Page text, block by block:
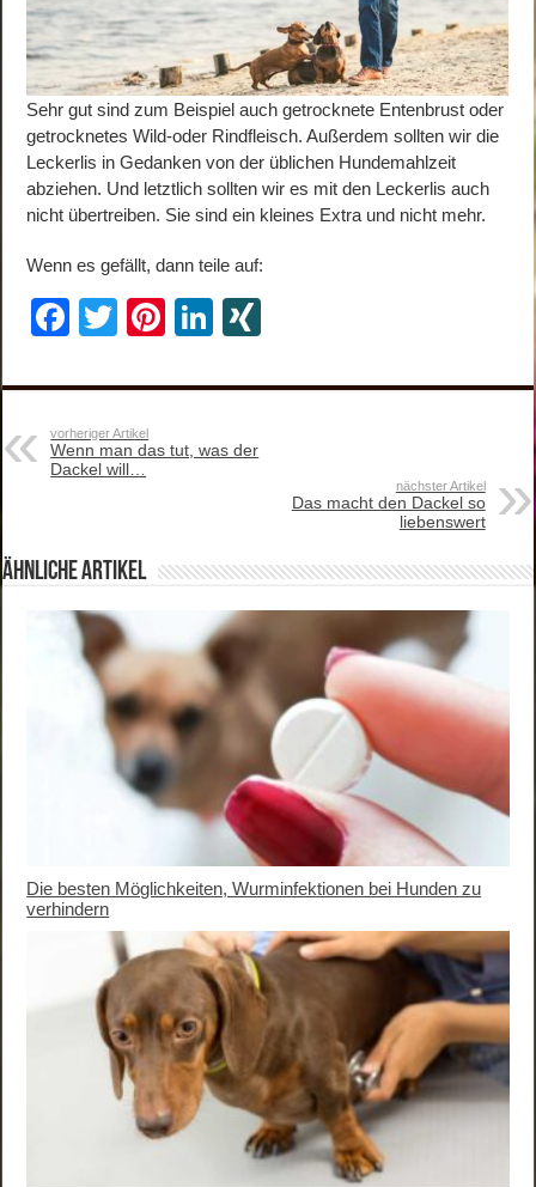
Sehr gut sind zum Beispiel auch getrocknete Entenbrust oder
getrocknetes Wild-oder Rindfleisch. Außerdem sollten wir die
Leckerlis in Gedanken von der üblichen Hundemahlzeit
abziehen. Und letztlich sollten wir es mit den Leckerlis auch
nicht übertreiben. Sie sind ein kleines Extra und nicht mehr.
Wenn es gefällt, dann teile auf:
F
c
e
b
k
T
tt
er
Pi
er
st
Li
k
dI
G
vorheriger Artikel
Wenn man das tut, was der
Dackel will…
nächster Artikel
Das macht den Dackel so
liebenswert
ähnliche Artikel
Die besten Möglichkeiten, Wurminfektionen bei Hunden zu
verhindern